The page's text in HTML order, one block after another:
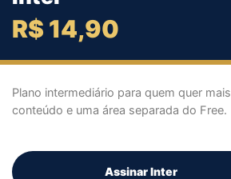
R$ 14,90
Plano intermediário para quem quer mais
conteúdo e uma área separada do Free.
Assinar Inter